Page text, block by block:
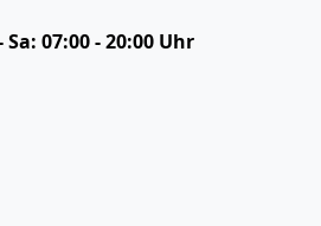
Sa: 07:00 - 20:00 Uhr